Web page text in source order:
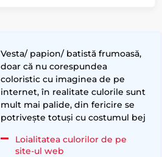
Vesta/ papion/ batistă frumoasă,
doar că nu corespundea
coloristic cu imaginea de pe
internet, în realitate culorile sunt
mult mai palide, din fericire se
potrivește totuși cu costumul bej
Loialitatea culorilor de pe
site-ul web